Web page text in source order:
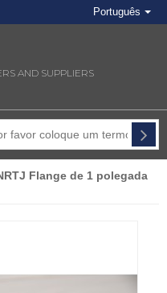
Português
AND SUPPLIERS
Flange de 1 polegada